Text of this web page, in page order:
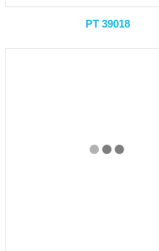
PT 39018